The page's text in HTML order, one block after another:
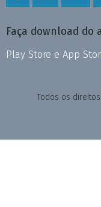
Faça download do
Play Store e App
Todos os